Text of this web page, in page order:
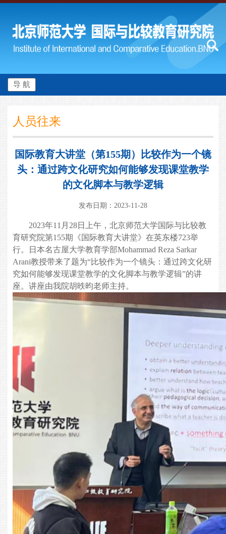
导 航
人员往来
国际教育大讲堂（第155期）比较作为一个镜
头：通过跨文化研究如何能够发现课堂教学
的文化脚本与教学逻辑
发布日期：2023-11-28
2023年11月28日上午，北京师范大学国际与比较教
育研究院第155期《国际教育大讲堂》在英东楼723举
行。日本名古屋大学教育学部Mohammad Reza Sarkar
Arani教授带来了题为“比较作为一个镜头：通过跨文化研
究如何能够发现课堂教学的文化脚本与教学逻辑”的讲
座。讲座由我院胡昳昀老师主持。